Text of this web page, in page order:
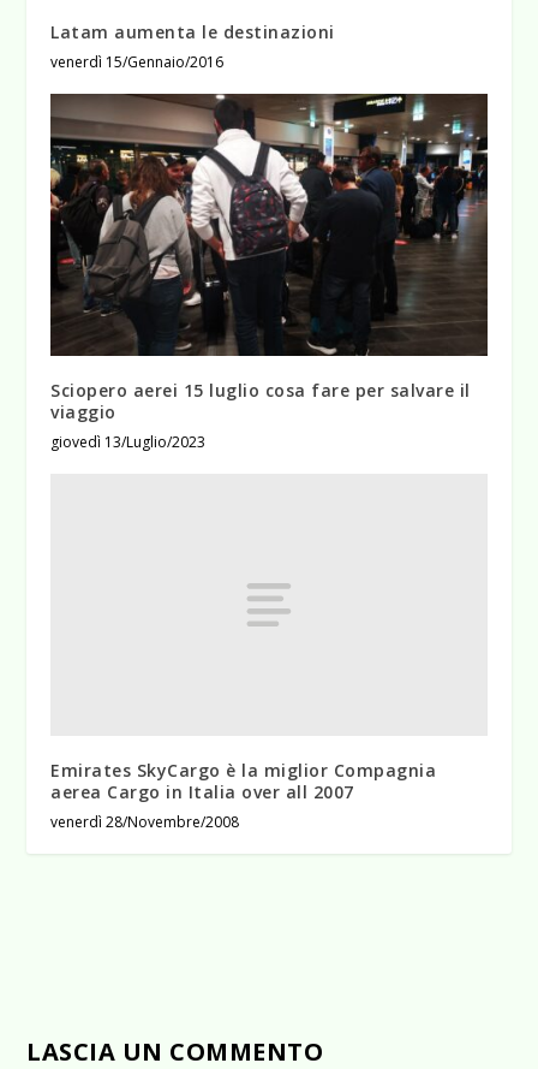
Latam aumenta le destinazioni
venerdì 15/Gennaio/2016
Sciopero aerei 15 luglio cosa fare per salvare il
viaggio
giovedì 13/Luglio/2023
Emirates SkyCargo è la miglior Compagnia
aerea Cargo in Italia over all 2007
venerdì 28/Novembre/2008
LASCIA UN COMMENTO